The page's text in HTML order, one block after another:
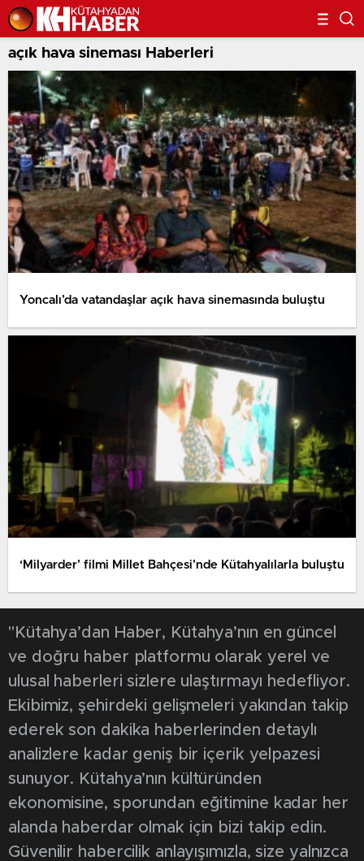
açık hava sineması Haberleri
Yoncalı’da vatandaşlar açık hava sinemasında buluştu
‘Milyarder’ filmi Millet Bahçesi’nde Kütahyalılarla buluştu
"Kütahya’dan Haber, Kütahya’nın en güncel
ve doğru haber platformu olarak yerel ve
ulusal haberleri sizlere ulaştırmayı hedefliyor.
Ekibimiz, şehirdeki gelişmeleri yakından takip
ederek son dakika haberlerinden detaylı
analizlere kadar geniş bir içerik yelpazesi
sunuyor. Kütahya’nın kültüründen
ekonomisine, sporundan eğitimine kadar her
alanda haberdar olmak için bizi takip edin.
Güvenilir habercilik anlayışımızla, size yalnızca